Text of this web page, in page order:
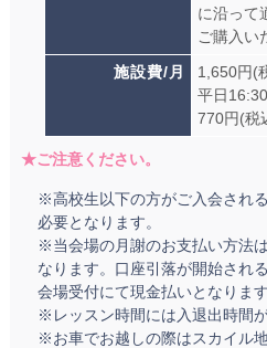
に沿って
ご購入い
施設費/月
1,650円(
平日
770円(税
★ご注意ください。
※高校生以下の方がご入会され
必要となります。
※当会場の月謝のお支払い方法
なります。口座引落が開始され
会場受付にて現金払いとなります
※レッスン時間には入退出時間が
※お車でお越しの際はスカイル